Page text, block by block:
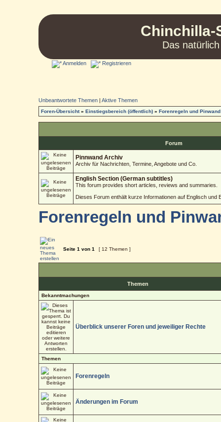
Chinchilla-
Das
Anmelden Registrieren
Unbeantwortete Themen |Aktive Themen
Foren-Übersicht»Einstiegsbereich (öffentlich) »Forenregeln und Pinwand
Forum
Pinnwand Archiv
Archiv für Nachrichten, Termine, Angebote und Co.
English Section (German subtitles)
This forum provides short articles, reviews and summaries.
Dieses Forum enthält kurze Informationen auf Englisch und
Forenregeln und
Seite1 von1 [ 12 Themen ]
Themen
Bekanntmachungen
Überblick unserer Foren und jeweiliger Rechte
Themen
Forenregeln
Änderungen im Forum